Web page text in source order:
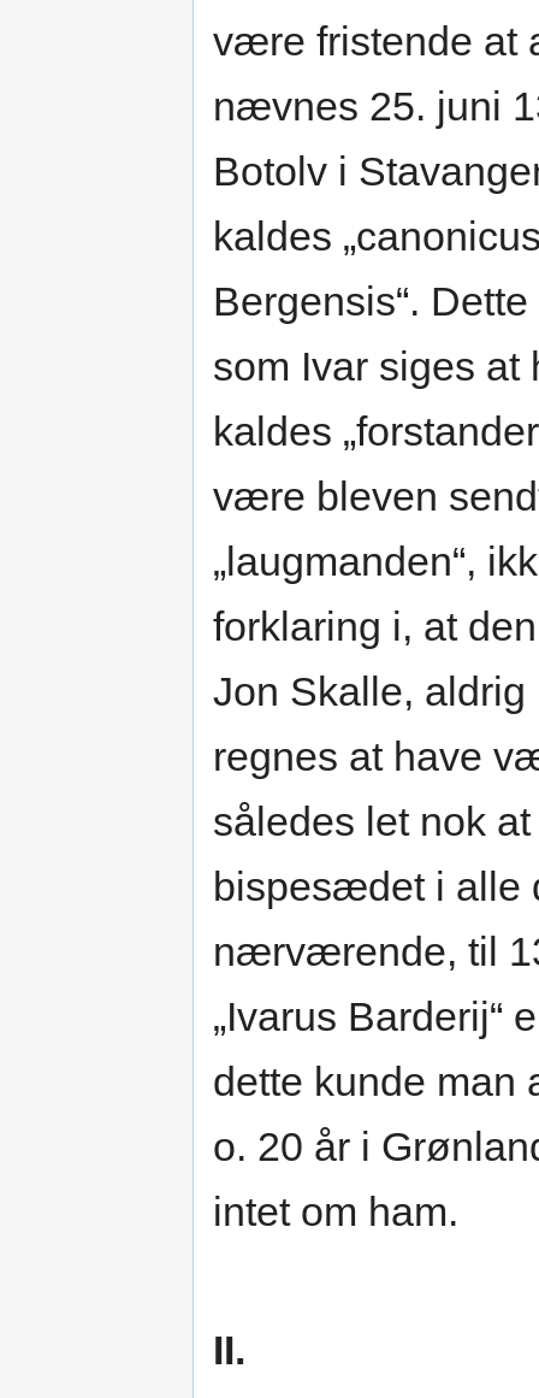
være fristende at
nævnes 25. juni
Botolv i
kaldes
Bergensis“.
som Ivar siges at
kaldes
være bleven
„laugmanden“,
forklaring i, at
Jon Skalle,
regnes at have
således let nok
bispesædet i alle
nærværende, til
„Ivarus Barderij“
dette kunde man
o. 20 år i
intet om ham.
II.